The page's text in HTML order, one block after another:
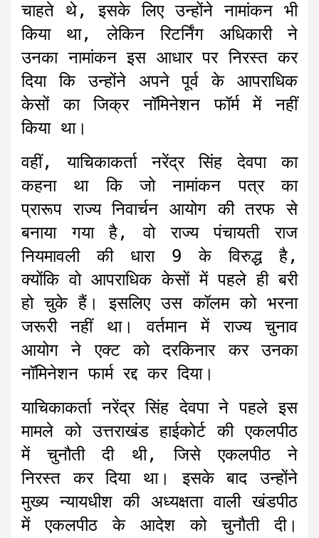
चाहते थे, इसके लिए उन्होंने नामांकन भी
किया था, लेकिन रिटर्निंग अधिकारी ने
उनका नामांकन इस आधार पर निरस्त कर
दिया कि उन्होंने अपने पूर्व के आपराधिक
केसों का जिक्र नॉमिनेशन फॉर्म में नहीं
किया था।
वहीं, याचिकाकर्ता नरेंद्र सिंह देवपा का
कहना था कि जो नामांकन पत्र का
प्रारूप राज्य निवार्चन आयोग की तरफ से
बनाया गया है, वो राज्य पंचायती राज
नियमावली की धारा 9 के विरुद्ध है,
क्योंकि वो आपराधिक केसों में पहले ही बरी
हो चुके हैं। इसलिए उस कॉलम को भरना
जरूरी नहीं था। वर्तमान में राज्य चुनाव
आयोग ने एक्ट को दरकिनार कर उनका
नॉमिनेशन फार्म रद्द कर दिया।
याचिकाकर्ता नरेंद्र सिंह देवपा ने पहले इस
मामले को उत्तराखंड हाईकोर्ट की एकलपीठ
में चुनौती दी थी, जिसे एकलपीठ ने
निरस्त कर दिया था। इसके बाद उन्होंने
मुख्य न्यायधीश की अध्यक्षता वाली खंडपीठ
में एकलपीठ के आदेश को चुनौती दी।